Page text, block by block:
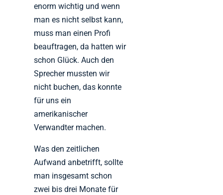
enorm wichtig und wenn
man es nicht selbst kann,
muss man einen Profi
beauftragen, da hatten wir
schon Glück. Auch den
Sprecher mussten wir
nicht buchen, das konnte
für uns ein
amerikanischer
Verwandter machen.
Was den zeitlichen
Aufwand anbetrifft, sollte
man insgesamt schon
zwei bis drei Monate für